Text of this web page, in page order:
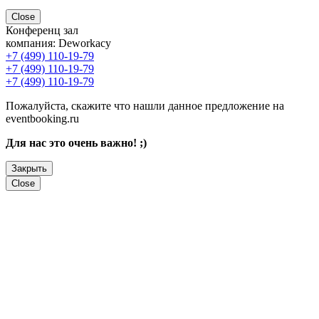
Close
Конференц зал
компания: Deworkacy
+7 (499) 110-19-79
+7 (499) 110-19-79
+7 (499) 110-19-79
Пожалуйста, скажите что нашли данное предложение на
eventbooking.ru
Для нас это очень важно! ;)
Закрыть
Close